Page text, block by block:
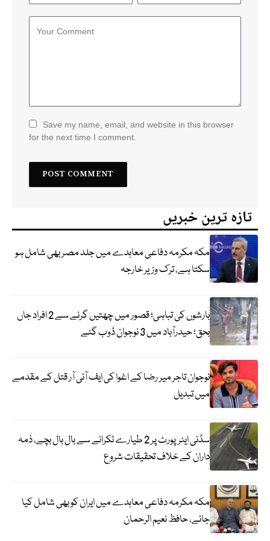
Save my name, email, and website in this browser
for the next time I comment.
تازہ ترین خبریں
مکہ مکرمہ دفاعی معاہدے میں جلد مصر بھی شامل ہو
سکتا ہے، ترک وزیر خارجہ
بارشوں کی تباہی؛ قصور میں چھتیں گرنے سے 2 افراد جاں
بحق؛ حیدرآباد میں 3 نوجوان ڈوب گئے
نوجوان تاجر میر رضا کے اغوا کی ایف آئی آر قتل کے مقدمے
میں تبدیل
سڈنی ایئرپورٹ پر 2 طیارے ٹکرانے سے بال بال بچے، ذمہ
داران کے خلاف تحقیقات شروع
مکہ مکرمہ دفاعی معاہدے میں ایران کو بھی شامل کیا
جائے، حافظ نعیم الرحمان